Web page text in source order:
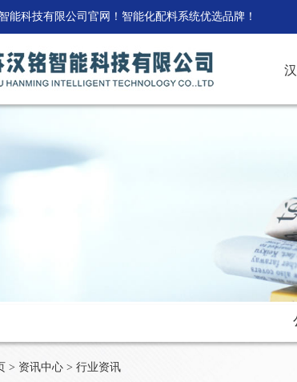
能科技有限公司官网！智能化配料系统优选品牌！
> 资讯中心 > 行业资讯